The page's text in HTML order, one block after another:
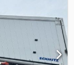
Vous avez
pour un conseil
via
les
TVA et